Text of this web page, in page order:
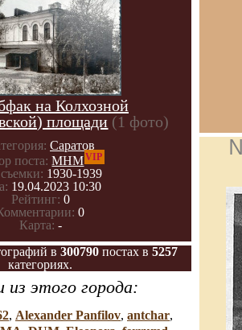
на Колхозной
площади (1 фото)
Саратов
поста: МНМVIP
1930-1939
19.04.2023 10:30
Рейтинг: 0
0
Карта: -
в 300790 постах в 5257
категориях.
из этого города:
, Alexander Panfilov, antchar,